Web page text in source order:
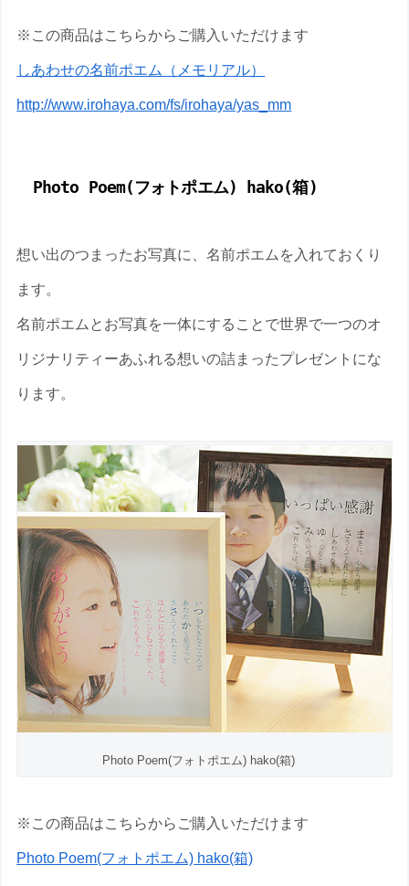
※この商品はこちらからご購入いただけます
しあわせの名前ポエム（メモリアル）
http://www.irohaya.com/fs/irohaya/yas_mm
Photo Poem(フォトポエム) hako(箱)
想い出のつまったお写真に、名前ポエムを入れておくり
ます。
名前ポエムとお写真を一体にすることで世界で一つのオ
リジナリティーあふれる想いの詰まったプレゼントにな
ります。
Photo Poem(フォトポエム) hako(箱)
※この商品はこちらからご購入いただけます
Photo Poem(フォトポエム) hako(箱)